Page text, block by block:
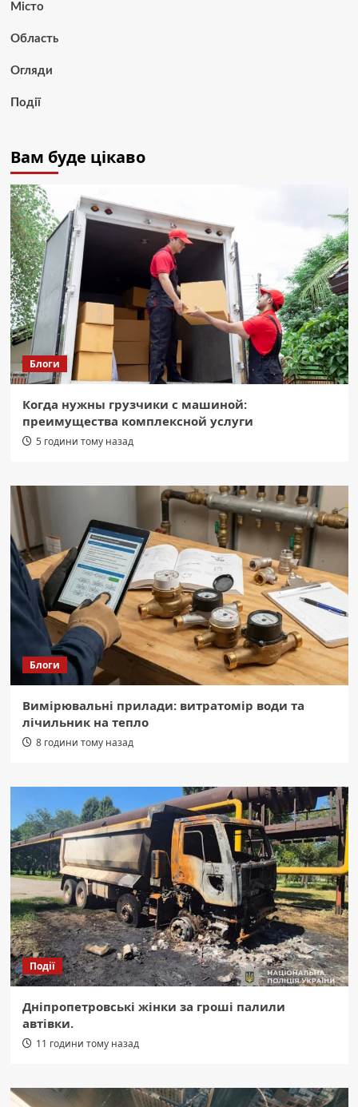
Місто
Область
Огляди
Події
Вам буде цікаво
Блоги
Когда нужны грузчики с машиной:
преимущества комплексной услуги
5 години тому назад
Блоги
Вимірювальні прилади: витратомір води та
лічильник на тепло
8 години тому назад
Події
Дніпропетровські жінки за гроші палили
автівки.
11 години тому назад